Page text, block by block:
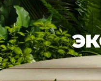
НЕДВИЖИМОСТЬ
РЕКЛАМА